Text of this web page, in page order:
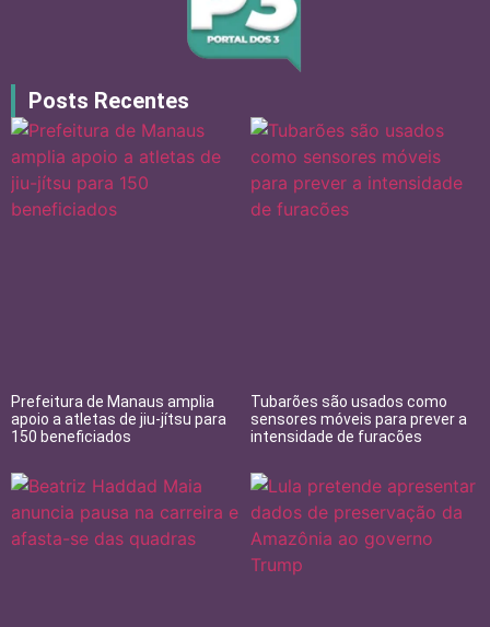
Posts Recentes
Prefeitura de Manaus amplia
apoio a atletas de jiu-jítsu para
150 beneficiados
Tubarões são usados como
sensores móveis para prever a
intensidade de furacões